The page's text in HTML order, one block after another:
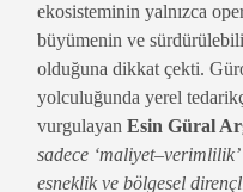
ekosisteminin yalnızca
büyümenin ve
olduğuna dikkat çekti.
yolculuğunda yerel
vurgulayanEsin Güral
sadece
esneklik ve bölgesel